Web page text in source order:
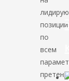
позиции
по
всем